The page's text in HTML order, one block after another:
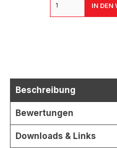
IN DEN
Beschreibung
Bewertungen
Downloads & Links